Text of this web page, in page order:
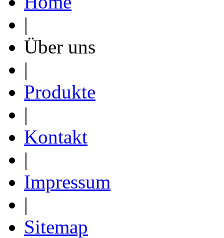
|
Über uns
|
Produkte
|
Kontakt
|
Impressum
|
Sitemap